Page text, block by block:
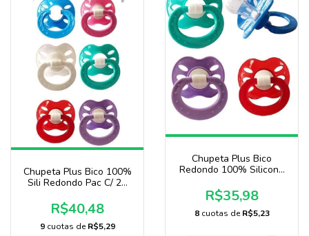
Chupeta Plus Bico 100%
Sili Redondo Pac C/ 25
R$40,48
9 cuotas deR$5,29
Chupeta Plus Bico
Redondo 100% Silicone
Sonne
R$35,98
8 cuotas deR$5,23